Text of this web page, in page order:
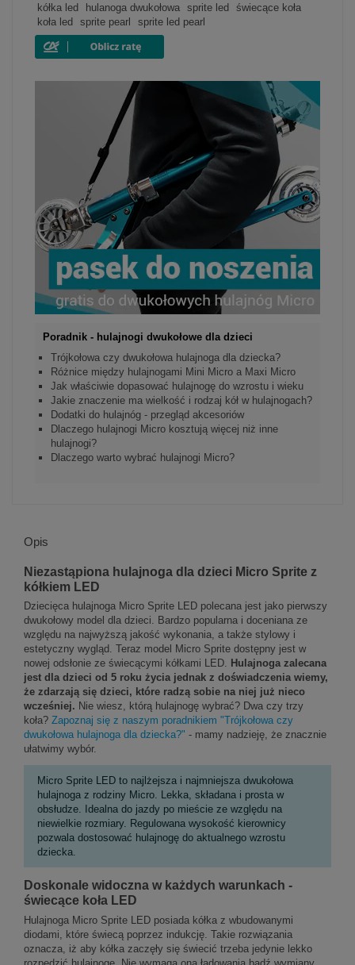
kółka led
hulanoga dwukołowa sprite led
świecące koła
koła led
sprite pearl sprite led pearl
Poradnik - hulajnogi dwukołowe dla dzieci
Trójkołowa czy dwukołowa hulajnoga dla dziecka?
Różnice między hulajnogami Mini Micro a Maxi Micro
Jak właściwie dopasować hulajnogę do wzrostu i wieku
Jakie znaczenie ma wielkość i rodzaj kół w hulajnogach?
Dodatki do hulajnóg - przegląd akcesoriów
Dlaczego hulajnogi Micro kosztują więcej niż inne
hulajnogi?
Dlaczego warto wybrać hulajnogi Micro?
Opis
Niezastąpiona hulajnoga dla dzieci Micro Sprite z
kółkiem LED
Dziecięca hulajnoga Micro Sprite LED polecana jest jako pierwszy
dwukołowy model dla dzieci. Bardzo popularna i doceniana ze
względu na najwyższą jakość wykonania, a także stylowy i
estetyczny wygląd. Teraz model Micro Sprite dostępny jest w
nowej odsłonie ze świecącymi kółkami LED. Hulajnoga zalecana
jest dla dzieci od 5 roku życia jednak z doświadczenia wiemy,
że zdarzają się dzieci, które radzą sobie na niej już nieco
wcześniej. Nie wiesz, którą hulajnogę wybrać? Dwa czy trzy
koła? Zapoznaj się z naszym poradnikiem "Trójkołowa czy
dwukołowa hulajnoga dla dziecka?" - mamy nadzieję, że znacznie
ułatwimy wybór.
Micro Sprite LED to najlżejsza i najmniejsza dwukołowa
hulajnoga z rodziny Micro. Lekka, składana i prosta w
obsłudze. Idealna do jazdy po mieście ze względu na
niewielkie rozmiary. Regulowana wysokość kierownicy
pozwala dostosować hulajnogę do aktualnego wzrostu
dziecka.
Doskonale widoczna w każdych warunkach -
świecące koła LED
Hulajnoga Micro Sprite LED posiada kółka z wbudowanymi
diodami, które świecą poprzez indukcję. Takie rozwiązania
oznacza, iż aby kółka zaczęły się świecić trzeba jedynie lekko